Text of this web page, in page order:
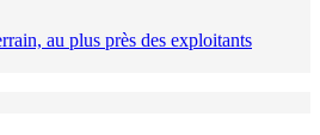
au plus près des exploitants